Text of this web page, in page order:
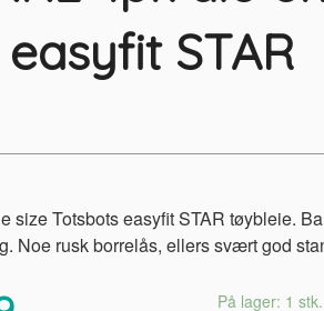
STAR
size Totsbots easyfit STAR tøybleie.
Noe rusk borrelås, ellers svært god
På lager: 1 stk.